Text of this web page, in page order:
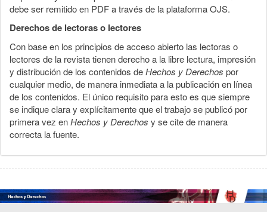
debe ser remitido en PDF a través de la plataforma OJS.
Derechos de lectoras o lectores
Con base en los principios de acceso abierto las lectoras o
lectores de la revista tienen derecho a la libre lectura, impresión
y distribución de los contenidos deHechos y Derechos por
cualquier medio, de manera inmediata a la publicación en línea
de los contenidos. El único requisito para esto es que siempre
se indique clara y explícitamente que el trabajo se publicó por
primera vez enHechos y Derechos y se cite de manera
correcta la fuente.